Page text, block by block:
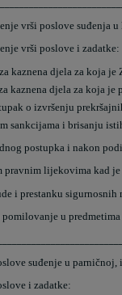
vrši poslove suđenja
vrši poslove i zadatke:
kaznena djela za koja
kaznena djela za koja
o izvršenju
sankcijama i brisanju
postupka i nakon
pravnim lijekovima kad
i prestanku
pomilovanje u
suđenje u
i zadatke: